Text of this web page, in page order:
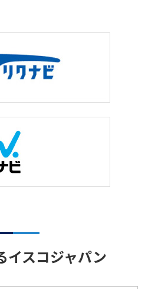
イスコジャパン